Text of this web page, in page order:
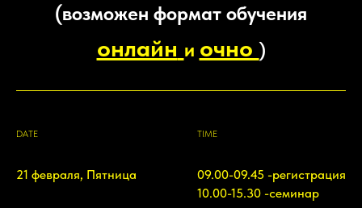
(возможен формат обучения
онлайн и очно)
DATE TIME
21 февраля, Пятница
09.00-09.45 -регистрация
10.00-15.30 -семинар